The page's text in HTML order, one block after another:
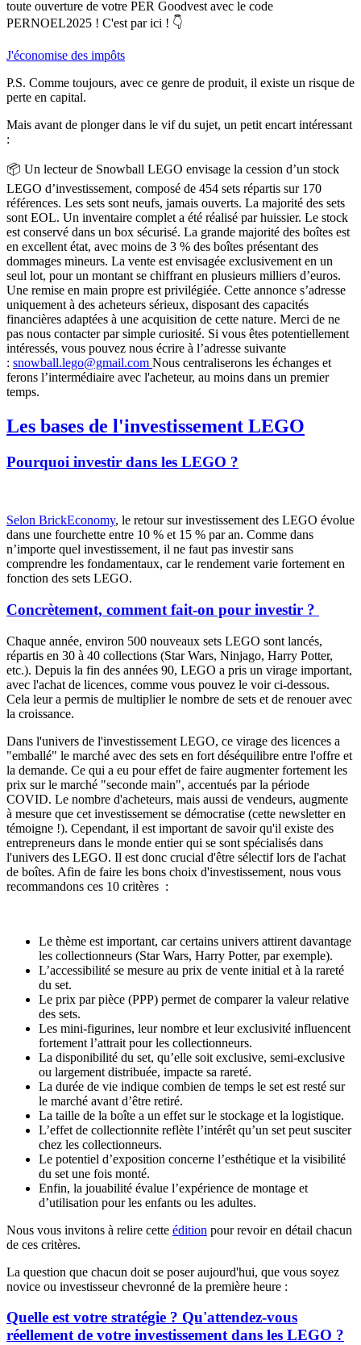
toute ouverture de votre PER Goodvest avec le code
PERNOEL2025 ! C'est par ici ! 👇
J'économise des impôts
P.S. Comme toujours, avec ce genre de produit, il existe un risque de
perte en capital.
Mais avant de plonger dans le vif du sujet, un petit encart intéressant
:
📦 Un lecteur de Snowball LEGO envisage la cession d’un stock
LEGO d’investissement, composé de 454 sets répartis sur 170
références. Les sets sont neufs, jamais ouverts. La majorité des sets
sont EOL. Un inventaire complet a été réalisé par huissier. Le stock
est conservé dans un box sécurisé. La grande majorité des boîtes est
en excellent état, avec moins de 3 % des boîtes présentant des
dommages mineurs. La vente est envisagée exclusivement en un
seul lot, pour un montant se chiffrant en plusieurs milliers d’euros.
Une remise en main propre est privilégiée. Cette annonce s’adresse
uniquement à des acheteurs sérieux, disposant des capacités
financières adaptées à une acquisition de cette nature. Merci de ne
pas nous contacter par simple curiosité. Si vous êtes potentiellement
intéressés, vous pouvez nous écrire à l’adresse suivante
: snowball.lego@gmail.com Nous centraliserons les échanges et
ferons l’intermédiaire avec l'acheteur, au moins dans un premier
temps.
Les bases de l'investissement LEGO
Pourquoi investir dans les LEGO ?
Selon BrickEconomy, le retour sur investissement des LEGO évolue
dans une fourchette entre 10 % et 15 % par an. Comme dans
n’importe quel investissement, il ne faut pas investir sans
comprendre les fondamentaux, car le rendement varie fortement en
fonction des sets LEGO.
Concrètement, comment fait-on pour investir ?
Chaque année, environ 500 nouveaux sets LEGO sont lancés,
répartis en 30 à 40 collections (Star Wars, Ninjago, Harry Potter,
etc.). Depuis la fin des années 90, LEGO a pris un virage important,
avec l'achat de licences, comme vous pouvez le voir ci-dessous.
Cela leur a permis de multiplier le nombre de sets et de renouer avec
la croissance.
Dans l'univers de l'investissement LEGO, ce virage des licences a
"emballé" le marché avec des sets en fort déséquilibre entre l'offre et
la demande. Ce qui a eu pour effet de faire augmenter fortement les
prix sur le marché "seconde main", accentués par la période
COVID. Le nombre d'acheteurs, mais aussi de vendeurs, augmente
à mesure que cet investissement se démocratise (cette newsletter en
témoigne !). Cependant, il est important de savoir qu'il existe des
entrepreneurs dans le monde entier qui se sont spécialisés dans
l'univers des LEGO. Il est donc crucial d'être sélectif lors de l'achat
de boîtes. Afin de faire les bons choix d'investissement, nous vous
recommandons ces 10 critères :
Le thème est important, car certains univers attirent davantage
les collectionneurs (Star Wars, Harry Potter, par exemple).
L’accessibilité se mesure au prix de vente initial et à la rareté
du set.
Le prix par pièce (PPP) permet de comparer la valeur relative
des sets.
Les mini-figurines, leur nombre et leur exclusivité influencent
fortement l’attrait pour les collectionneurs.
La disponibilité du set, qu’elle soit exclusive, semi-exclusive
ou largement distribuée, impacte sa rareté.
La durée de vie indique combien de temps le set est resté sur
le marché avant d’être retiré.
La taille de la boîte a un effet sur le stockage et la logistique.
L’effet de collectionnite reflète l’intérêt qu’un set peut susciter
chez les collectionneurs.
Le potentiel d’exposition concerne l’esthétique et la visibilité
du set une fois monté.
Enfin, la jouabilité évalue l’expérience de montage et
d’utilisation pour les enfants ou les adultes.
Nous vous invitons à relire cette édition pour revoir en détail chacun
de ces critères.
La question que chacun doit se poser aujourd'hui, que vous soyez
novice ou investisseur chevronné de la première heure :
Quelle est votre stratégie ? Qu'attendez-vous
réellement de votre investissement dans les LEGO ?